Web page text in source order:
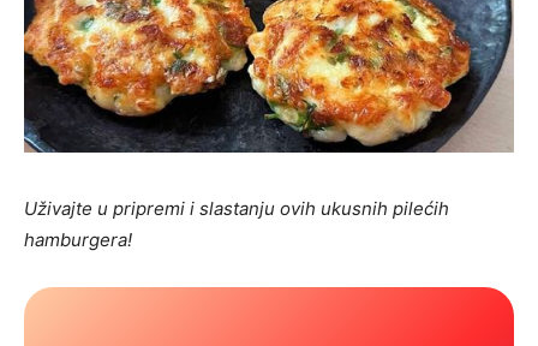
Uživajte u pripremi i slastanju ovih ukusnih pilećih
hamburgera!